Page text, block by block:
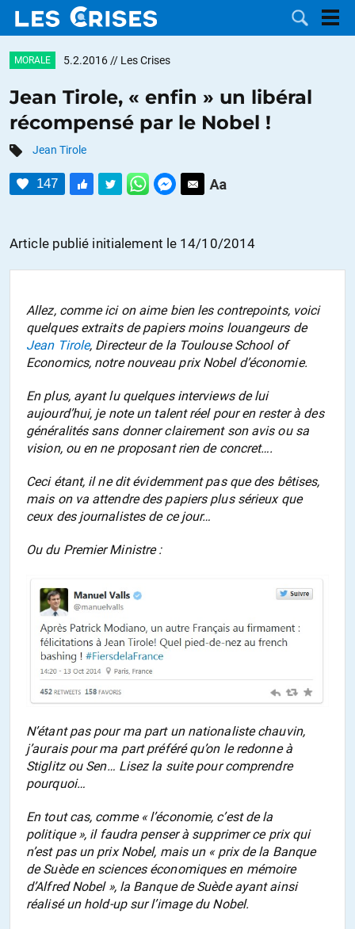
DOSSIERS
CATÉGORIES
MORALE 5.2.2016 // Les Crises
Jean Tirole, « enfin » un libéral
récompensé par le Nobel !
Jean Tirole
147
Article publié initialement le 14/10/2014
Allez, comme ici on aime bien les contrepoints, voici
quelques extraits de papiers moins louangeurs de
Jean Tirole, Directeur de la Toulouse School of
Economics, notre nouveau prix Nobel d’économie.
En plus, ayant lu quelques interviews de lui
aujourd’hui, je note un talent réel pour en rester à des
généralités sans donner clairement son avis ou sa
vision, ou en ne proposant rien de concret….
Ceci étant, il ne dit évidemment pas que des bêtises,
mais on va attendre des papiers plus sérieux que
ceux des journalistes de ce jour…
Ou du Premier Ministre :
N’étant pas pour ma part un nationaliste chauvin,
j’aurais pour ma part préféré qu’on le redonne à
Stiglitz ou Sen… Lisez la suite pour comprendre
pourquoi…
En tout cas, comme « l’économie, c’est de la
politique », il faudra penser à supprimer ce prix qui
n’est pas un prix Nobel, mais un « prix de la Banque
de Suède en sciences économiques en mémoire
d’Alfred Nobel », la Banque de Suède ayant ainsi
réalisé un hold-up sur l’image du Nobel.